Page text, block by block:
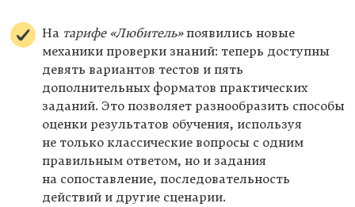
На тарифе «Любитель»появились новые
механики проверки знаний: теперь доступны
девять вариантов тестов и пять
дополнительных форматов практических
заданий. Это позволяет разнообразить способы
оценки результатов обучения, используя
не только классические вопросы с одним
правильным ответом, но и задания
на сопоставление, последовательность
действий и другие сценарии.